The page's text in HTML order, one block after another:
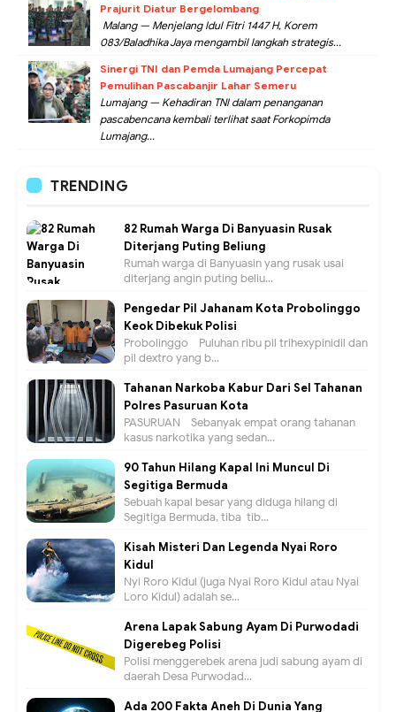
Prajurit Diatur Bergelombang
Malang — Menjelang Idul Fitri 1447 H, Korem
083/Baladhika Jaya mengambil langkah strategis...
Sinergi TNI dan Pemda Lumajang Percepat
Pemulihan Pascabanjir Lahar Semeru
Lumajang — Kehadiran TNI dalam penanganan
pascabencana kembali terlihat saat Forkopimda
Lumajang...
TRENDING
82 Rumah Warga Di Banyuasin Rusak
Diterjang Puting Beliung
Rumah warga di Banyuasin yang rusak usai
diterjang angin puting beliu...
Pengedar Pil Jahanam Kota Probolinggo
Keok Dibekuk Polisi
Probolinggo - Puluhan ribu pil trihexypinidil dan
pil dextro yang b...
Tahanan Narkoba Kabur Dari Sel Tahanan
Polres Pasuruan Kota
PASURUAN - Sebanyak empat orang tahanan
kasus narkotika yang sedan...
90 Tahun Hilang Kapal Ini Muncul Di
Segitiga Bermuda
Sebuah kapal besar yang diduga hilang di
Segitiga Bermuda, tiba-tib...
Kisah Misteri Dan Legenda Nyai Roro
Kidul
Nyi Roro Kidul (juga Nyai Roro Kidul atau Nyai
Loro Kidul) adalah se...
Arena Lapak Sabung Ayam Di Purwodadi
Digerebeg Polisi
Polisi menggerebek arena judi sabung ayam di
daerah Desa Purwodad...
Ada 200 Fakta Aneh Di Dunia Yang